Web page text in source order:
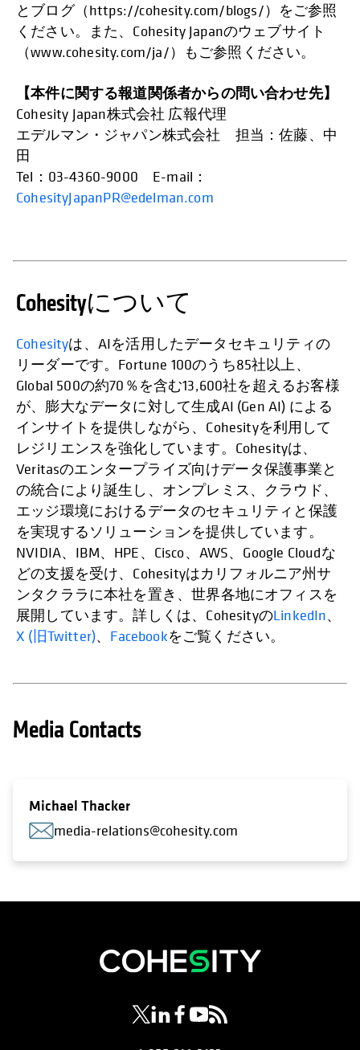
とブログ（https://cohesity.com/blogs/）をご参照
ください。また、Cohesity Japanのウェブサイト
（www.cohesity.com/ja/）もご参照ください。
【本件に関する報道関係者からの問い合わせ先】
Cohesity Japan株式会社 広報代理
エデルマン・ジャパン株式会社 担当：佐藤、中
田
Tel：03-4360-9000 E-mail：
CohesityJapanPR@edelman.com
Cohesityについて
Cohesityは、AIを活用したデータセキュリティの
リーダーです。Fortune 100のうち85社以上、
Global 500の約70％を含む13,600社を超えるお客様
が、膨大なデータに対して生成AI (Gen AI) による
インサイトを提供しながら、Cohesityを利用して
レジリエンスを強化しています。Cohesityは、
Veritasのエンタープライズ向けデータ保護事業と
の統合により誕生し、オンプレミス、クラウド、
エッジ環境におけるデータのセキュリティと保護
を実現するソリューションを提供しています。
NVIDIA、IBM、HPE、Cisco、AWS、Google Cloudな
どの支援を受け、Cohesityはカリフォルニア州サ
ンタクララに本社を置き、世界各地にオフィスを
展開しています。詳しくは、CohesityのLinkedIn、
X (旧Twitter)、 Facebookをご覧ください。
Media Contacts
Michael Thacker
media-relations@cohesity.com
新しいタブで開く
新しいタブで開く
新しいタブで開く
新しいタブで開く
新しいタブで開く